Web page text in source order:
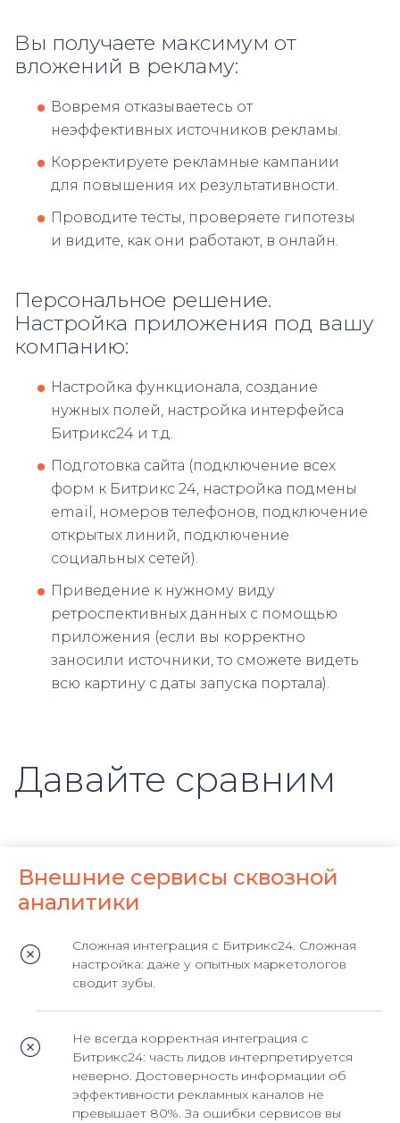
Вы получаете максимум от
вложений в рекламу:
Вовремя отказываетесь от
неэффективных источников рекламы.
Корректируете рекламные кампании
для повышения их результативности.
Проводите тесты, проверяете гипотезы
и видите, как они работают, в онлайн.
Персональное решение.
Настройка приложения под вашу
компанию:
Настройка функционала, создание
нужных полей, настройка интерфейса
Битрикс24 и т.д.
Подготовка сайта (подключение всех
форм к Битрикс 24, настройка подмены
email, номеров телефонов, подключение
открытых линий, подключение
социальных сетей).
Приведение к нужному виду
ретроспективных данных с помощью
приложения (если вы корректно
заносили источники, то сможете видеть
всю картину с даты запуска портала).
Давайте сравним
Внешние сервисы сквозной
аналитики
Сложная интеграция с Битрикс24. Сложная
настройка: даже у опытных маркетологов
сводит зубы.
Не всегда корректная интеграция с
Битрикс24: часть лидов интерпретируется
неверно. Достоверность информации об
эффективности рекламных каналов не
превышает 80%. За ошибки сервисов вы